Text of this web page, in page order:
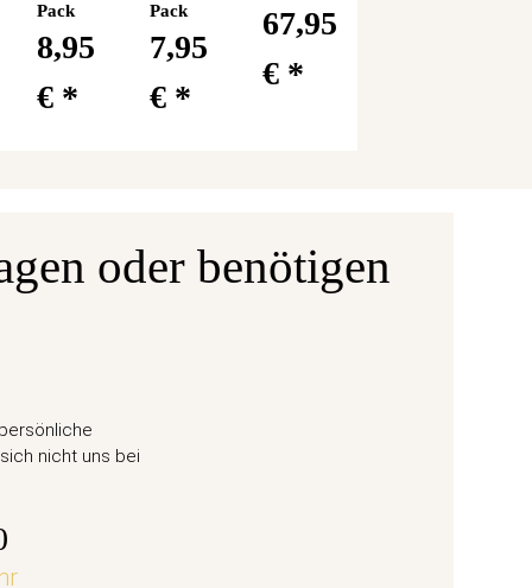
Pack
8,95
€ *
Pack
7,95
€ *
67,95
€ *
6
oder benötigen
nicht uns bei